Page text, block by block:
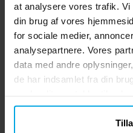
at analysere vores trafik.
din brug af vores
for sociale medier,
analysepartnere. Vores
data med andre
de har indsamlet fra din
Pris :15 kr.
15 kr.
KØB
5.0 5 ☆